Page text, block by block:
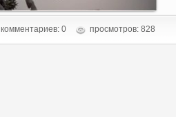
комментариев: 0 просмотров: 828